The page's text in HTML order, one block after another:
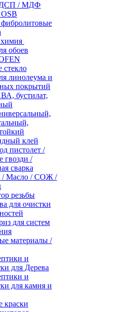
/ МДФ
обоев
стекло
линолеума и
покрытий
бустилат,
клей
пистолет /
гвозди /
сварка
/ Масло / СОЖ /
резьбы
для очистки
для систем
материалы /
и
для Дерева
и
для камня и
краски